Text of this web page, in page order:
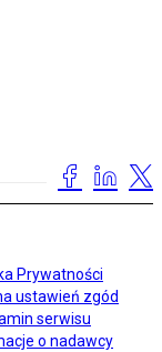
Prywatności
ustawień zgód
serwisu
o nadawcy